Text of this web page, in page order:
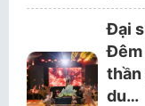
Đại
Đêm
thần
du…